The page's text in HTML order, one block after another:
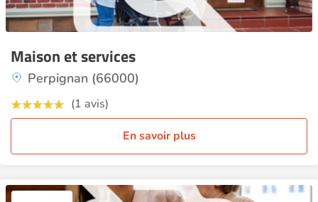
Maison et services
Perpignan (66000)
(1 avis)
En savoir plus